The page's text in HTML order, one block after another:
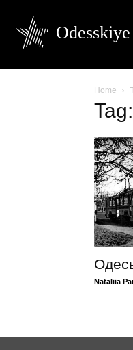
Odesskiye
Home
Nataliia